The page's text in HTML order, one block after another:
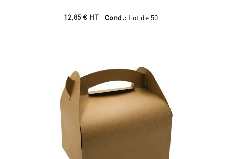
12,85 € HT Cond.: Lot de 50